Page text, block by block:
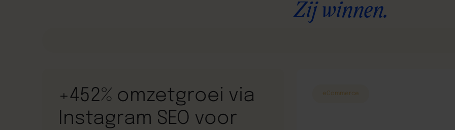
Zij winnen.
+452% omzetgroei via
Instagram SEO voor
eCommerce